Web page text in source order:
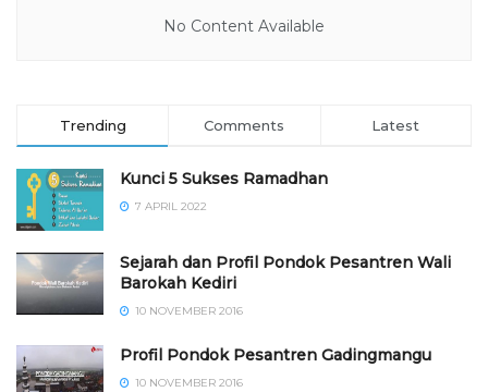
No Content Available
Trending Comments Latest
Kunci 5 Sukses Ramadhan
7 APRIL 2022
Sejarah dan Profil Pondok Pesantren Wali
Barokah Kediri
10 NOVEMBER 2016
⁠⁠⁠Profil Pondok Pesantren Gadingmangu
10 NOVEMBER 2016